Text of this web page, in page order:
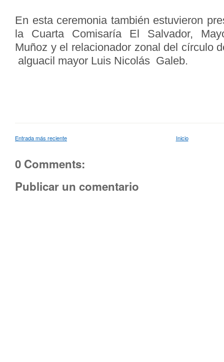
En esta ceremonia también estuvieron
la Cuarta Comisaría El Salvador,
Muñoz y el relacionador zonal del círculo
alguacil mayor Luis Nicolás Galeb.
Entrada más reciente Inicio
0 Comments:
Publicar un comentario